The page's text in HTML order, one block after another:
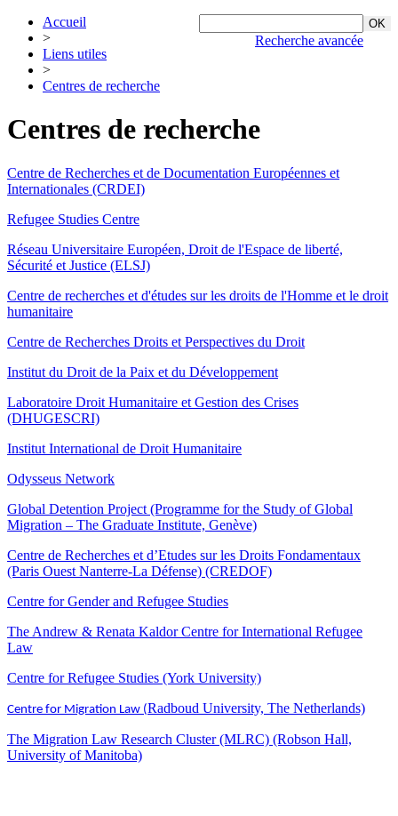
Recherche avancée
Accueil
>
Liens utiles
>
Centres de recherche
Centres de recherche
Centre de Recherches et de Documentation Européennes et
Internationales (CRDEI)
Refugee Studies Centre
Réseau Universitaire Européen, Droit de l'Espace de liberté,
Sécurité et Justice (ELSJ)
Centre de recherches et d'études sur les droits de l'Homme et le droit
humanitaire
Centre de Recherches Droits et Perspectives du Droit
Institut du Droit de la Paix et du Développement
Laboratoire Droit Humanitaire et Gestion des Crises
(DHUGESCRI)
Institut International de Droit Humanitaire
Odysseus Network
Global Detention Project (Programme for the Study of Global
Migration – The Graduate Institute, Genève)
Centre de Recherches et d’Etudes sur les Droits Fondamentaux
(Paris Ouest Nanterre-La Défense) (CREDOF)
Centre for Gender and Refugee Studies
The Andrew & Renata Kaldor Centre for International Refugee
Law
Centre for Refugee Studies (York University)
Centre for Migration Law (Radboud University, The Netherlands)
The Migration Law Research Cluster (MLRC) (Robson Hall,
University of Manitoba)